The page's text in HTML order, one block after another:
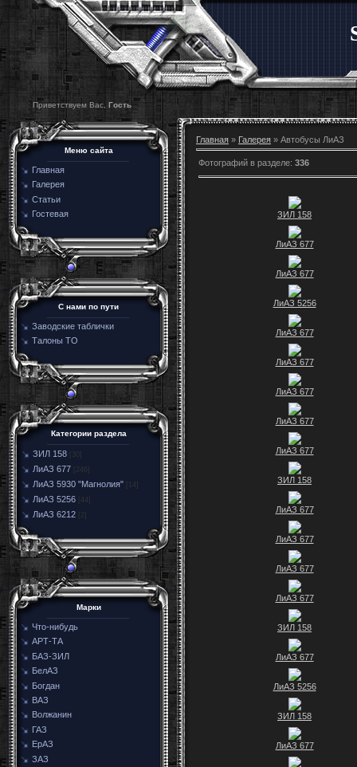
Приветствуем Вас, Гость
Меню сайта
Главная
Галерея
Статьи
Гостевая
C нами по пути
Заводские таблички
Талоны ТО
Категории раздела
ЗИЛ 158
ЛиАЗ 677 [246]
ЛиАЗ 5930 "Магнолия"
ЛиАЗ 5256
ЛиАЗ 6212 [2]
Марки
Что-нибудь
АРТ-ТА
БАЗ-ЗИЛ
БелАЗ
Богдан
ВАЗ
Волжанин
ГАЗ
ЕрАЗ
ЗАЗ
Главная » Галерея » Автобусы ЛиАЗ
Фотографий в разделе: 336
ЗИЛ 158
ЛиАЗ 677
ЛиАЗ 677
ЛиАЗ 5256
ЛиАЗ 677
ЛиАЗ 677
ЛиАЗ 677
ЛиАЗ 677
ЛиАЗ 677
ЗИЛ 158
ЛиАЗ 677
ЛиАЗ 677
ЛиАЗ 677
ЛиАЗ 677
ЗИЛ 158
ЛиАЗ 677
ЛиАЗ 5256
ЗИЛ 158
ЛиАЗ 677